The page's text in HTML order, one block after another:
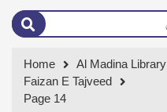
Home
Al Madina Library
Faizan E Tajveed
Page 14